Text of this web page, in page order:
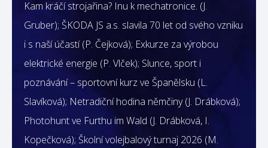
Kam kráčí strojařina? Inu k mechatronice. (J.
Gruber); ŠKODA JS a.s. slavila 70 let od svého vzniku
i s naší účastí (P. Čejková); Exkurze za výrobou
elektrické energie (P. Vlček); Slunce, sport i
poznávání – sportovní kurz ve Španělsku (L.
Slavíková); Netradiční hodina němčiny (J. Drábková);
Photohunt ve Furthu im Wald (J. Drábková, I.
Kopečková); Školní volejbalový turnaj 2026 (M.